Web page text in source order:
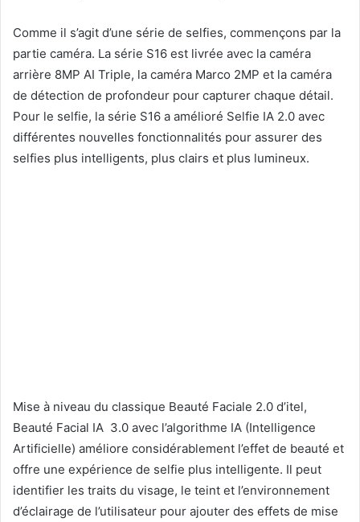
Comme il s’agit d’une série de selfies, commençons par la
partie caméra. La série S16 est livrée avec la caméra
arrière 8MP AI Triple, la caméra Marco 2MP et la caméra
de détection de profondeur pour capturer chaque détail.
Pour le selfie, la série S16 a amélioré Selfie IA 2.0 avec
différentes nouvelles fonctionnalités pour assurer des
selfies plus intelligents, plus clairs et plus lumineux.
Mise à niveau du classique Beauté Faciale 2.0 d’itel,
Beauté Facial IA 3.0 avec l’algorithme IA (Intelligence
Artificielle) améliore considérablement l’effet de beauté et
offre une expérience de selfie plus intelligente. Il peut
identifier les traits du visage, le teint et l’environnement
d’éclairage de l’utilisateur pour ajouter des effets de mise